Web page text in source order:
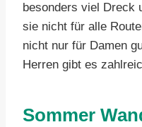
besonders viel Dreck
sie nicht für alle
nicht nur für Damen
Herren gibt es
Sommer